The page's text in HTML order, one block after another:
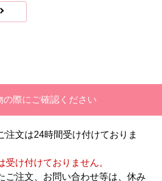
の際にご確認ください
注文は24時間受け付けておりま
け付けておりません。
ご注文、お問い合わせ等は、休み